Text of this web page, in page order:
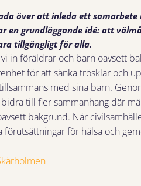
över att inleda ett samarbete
en grundläggande idé: att
tillgängligt för alla.
in föräldrar och barn oavsett
för att sänka trösklar och
med sina barn.
till fler sammanhang där
bakgrund. När
förutsättningar för hälsa och